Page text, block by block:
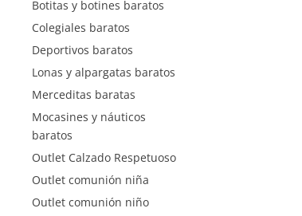
Botitas y botines baratos
Colegiales baratos
Deportivos baratos
Lonas y alpargatas baratos
Merceditas baratas
Mocasines y náuticos
baratos
Outlet Calzado Respetuoso
Outlet comunión niña
Outlet comunión niño